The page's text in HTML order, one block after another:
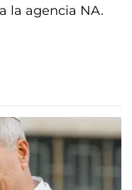
la agencia NA.